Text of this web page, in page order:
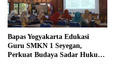
Bapas Yogyakarta Edukasi
Guru SMKN 1 Seyegan,
Perkuat Budaya Sadar Hukum